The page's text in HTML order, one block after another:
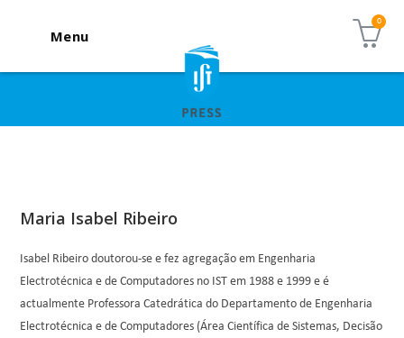
Menu
Maria Isabel Ribeiro
Isabel Ribeiro doutorou-se e fez agregação em Engenharia
Electrotécnica e de Computadores no IST em 1988 e 1999 e é
actualmente Professora Catedrática do Departamento de Engenharia
Electrotécnica e de Computadores (Área Científica de Sistemas, Decisão